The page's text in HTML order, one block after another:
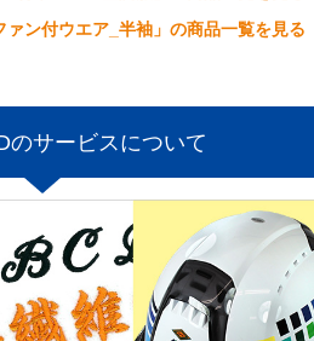
ァン付ウエア_半袖」の商品一覧を見る
のサービスについて